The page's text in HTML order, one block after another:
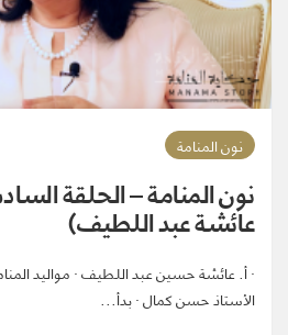
نون المنامة
نون المنامة – الحلقة
عائشة عبد اللطيف)
الأستاذ حسن كمال · بدأ...